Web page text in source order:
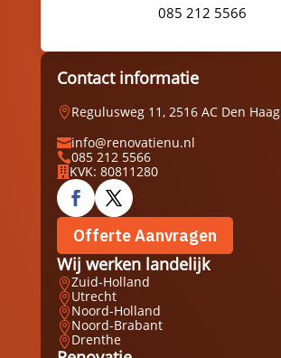
085 212 5566
Contact informatie
Regulusweg 11, 2516 AC Den Haag
info@renovatienu.nl
085 212 5566
 KVK: 80811280
Offerte Aanvragen
Wij werken landelijk
Zuid-Holland
Utrecht
Noord-Holland
Noord-Brabant
Drenthe